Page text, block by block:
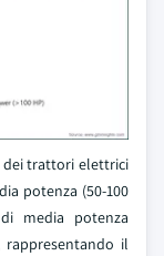
dei trattori elettrici
potenza (50-100
media potenza
il